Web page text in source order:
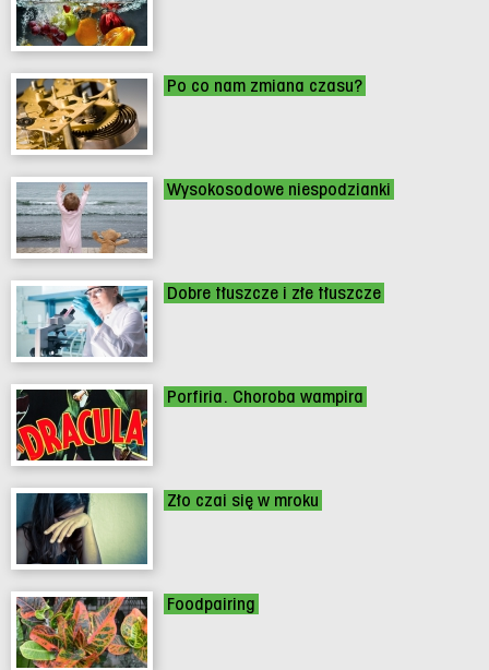
Po co nam zmiana czasu?
Wysokosodowe niespodzianki
Dobre tłuszcze i złe tłuszcze
Porfiria. Choroba wampira
Zło czai się w mroku
Foodpairing